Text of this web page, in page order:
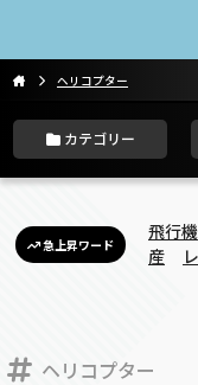
ヘリコプター
カテゴリー
急上昇ワード
飛行機
産
ヘリコプター